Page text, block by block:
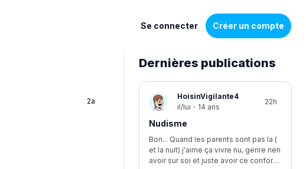
Se connecter Créer un compte
2a
Dernières publications
Liste
de
discussions
HoisinVigilante4
il/lui · 14 ans
22h
Nudisme
Bon... Quand les parents sont pas la (
et la nuit) j'aime ça vivre nu, genre rien
avoir sur soi et juste avoir ce confort, je suis le seul à être nudiste... Et je fais kwa pour les voisins?